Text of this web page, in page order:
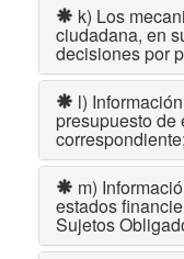
k) Los
ciudadana, en
decisiones por
l)
presupuesto de
correspondiente;
m)
estados
Sujetos